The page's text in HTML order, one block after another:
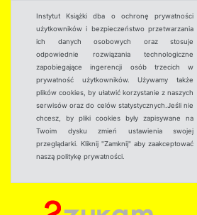
Instytut Książki dba o ochronę prywatności
użytkowników i bezpieczeństwo przetwarzania
ich danych osobowych oraz stosuje
odpowiednie rozwiązania technologiczne
zapobiegające ingerencji osób trzecich w
prywatność użytkowników. Używamy także
plików cookies, by ułatwić korzystanie z naszych
serwisów oraz do celów statystycznych.Jeśli nie
chcesz, by pliki cookies były zapisywane na
Twoim dysku zmień ustawienia swojej
przeglądarki. Kliknij "Zamknij" aby zaakceptować
naszą politykę prywatności.